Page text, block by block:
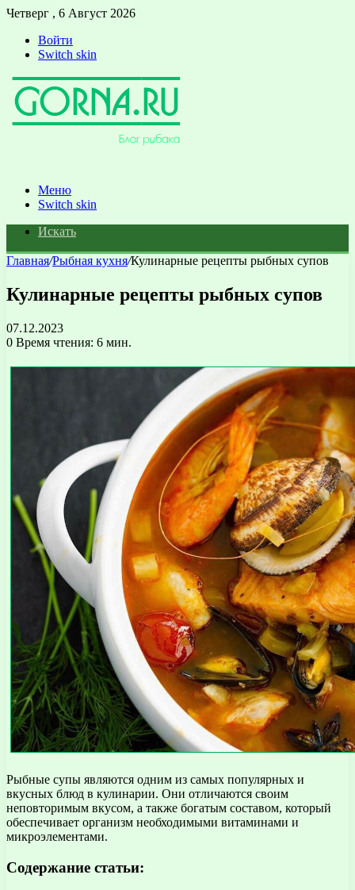
Четверг , 6 Август 2026
Войти
Switch skin
Меню
Switch skin
Искать
Главная/Рыбная кухня/Кулинарные рецепты рыбных супов
Кулинарные рецепты рыбных супов
07.12.2023
0 Время чтения: 6 мин.
Рыбные супы являются одним из самых популярных и
вкусных блюд в кулинарии. Они отличаются своим
неповторимым вкусом, а также богатым составом, который
обеспечивает организм необходимыми витаминами и
микроэлементами.
Содержание статьи: